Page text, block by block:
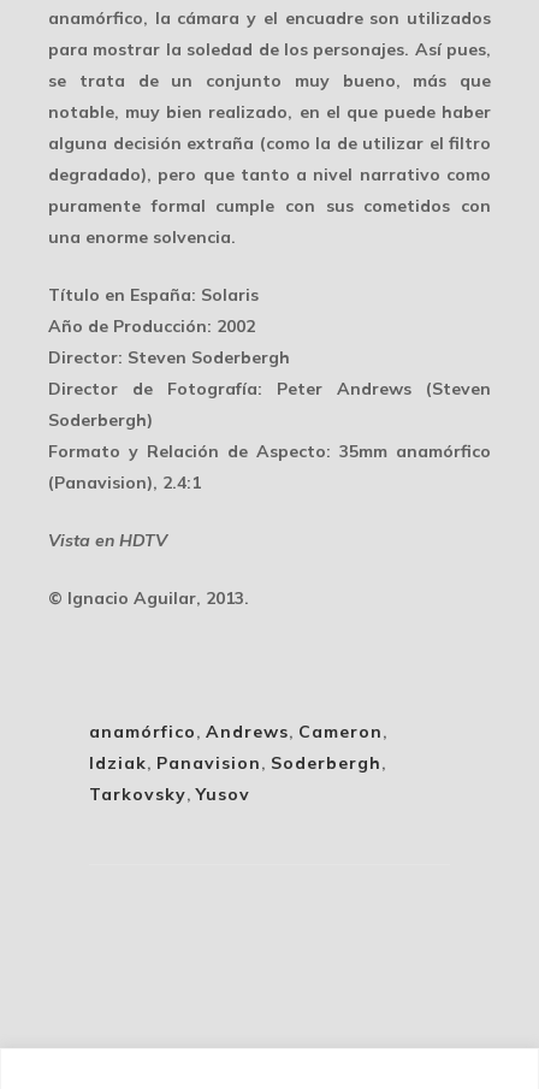
anamórfico, la cámara y el encuadre son utilizados
para mostrar la soledad de los personajes. Así pues,
se trata de un conjunto muy bueno, más que
notable, muy bien realizado, en el que puede haber
alguna decisión extraña (como la de utilizar el filtro
degradado), pero que tanto a nivel narrativo como
puramente formal cumple con sus cometidos con
una enorme solvencia.
Título en España: Solaris
Año de Producción: 2002
Director: Steven Soderbergh
Director de Fotografía: Peter Andrews (Steven
Soderbergh)
Formato y Relación de Aspecto: 35mm anamórfico
(Panavision), 2.4:1
Vista en HDTV
© Ignacio Aguilar, 2013.
anamórfico, Andrews, Cameron,
Idziak, Panavision, Soderbergh,
Tarkovsky,Yusov